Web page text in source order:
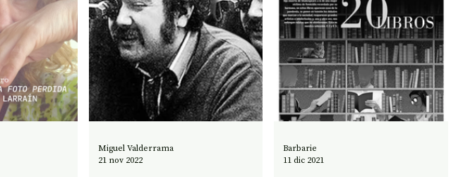
Miguel Valderrama
21 nov 2022
Barbarie
11 dic 2021